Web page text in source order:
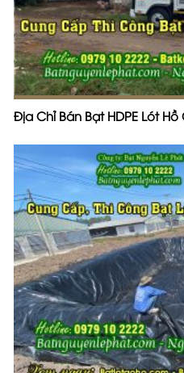
Địa Chỉ Bán Bạt HDPE Lót